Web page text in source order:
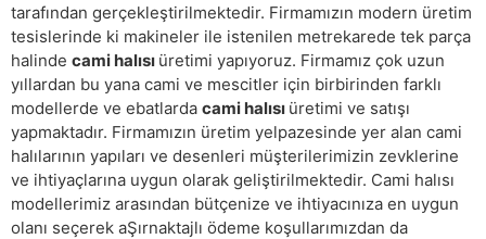
tarafından gerçekleştirilmektedir. Firmamızın modern üretim
tesislerinde ki makineler ile istenilen metrekarede tek parça
halinde cami halısı üretimi yapıyoruz. Firmamız çok uzun
yıllardan bu yana cami ve mescitler için birbirinden farklı
modellerde ve ebatlarda cami halısı üretimi ve satışı
yapmaktadır. Firmamızın üretim yelpazesinde yer alan cami
halılarının yapıları ve desenleri müşterilerimizin zevklerine
ve ihtiyaçlarına uygun olarak geliştirilmektedir. Cami halısı
modellerimiz arasından bütçenize ve ihtiyacınıza en uygun
olanı seçerek aŞırnaktajlı ödeme koşullarımızdan da